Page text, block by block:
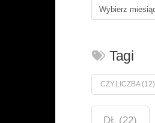
Historia
Tagi
CZY.LICZBA(12)
DŁ (22)